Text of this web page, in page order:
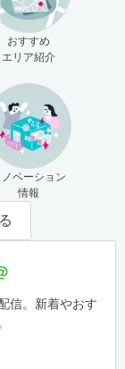
おすすめ
エリア紹介
ノベーション
情報
信。新着やおす